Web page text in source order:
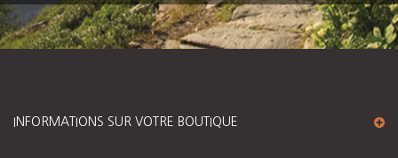
INFORMATIONS SUR VOTRE BOUTIQUE